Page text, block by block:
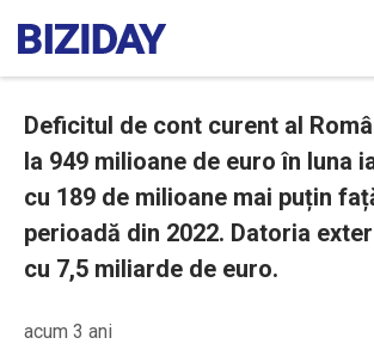
Deficitul de cont curent al
la 949 milioane de euro în luna
cu 189 de milioane mai puțin
perioadă din 2022. Datoria
cu 7,5 miliarde de euro.
acum 3 ani